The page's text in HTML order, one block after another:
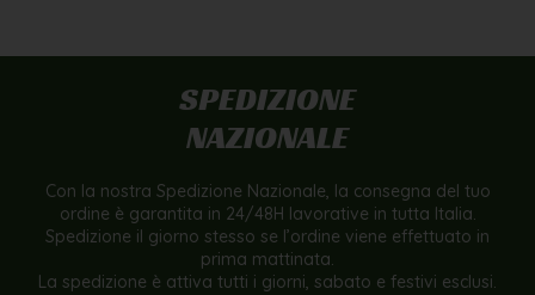
SPEDIZIONE
NAZIONALE
Con la nostra Spedizione Nazionale, la consegna del tuo
ordine è garantita in 24/48H lavorative in tutta Italia.
Spedizione il giorno stesso se l’ordine viene effettuato in
prima mattinata.
La spedizione è attiva tutti i giorni, sabato e festivi esclusi.